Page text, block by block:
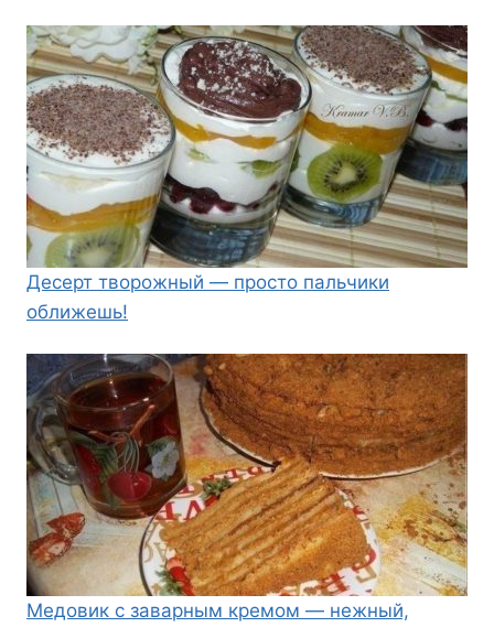
Десерт творожный — просто пальчики
оближешь!
Медовик с заварным кремом — нежный,